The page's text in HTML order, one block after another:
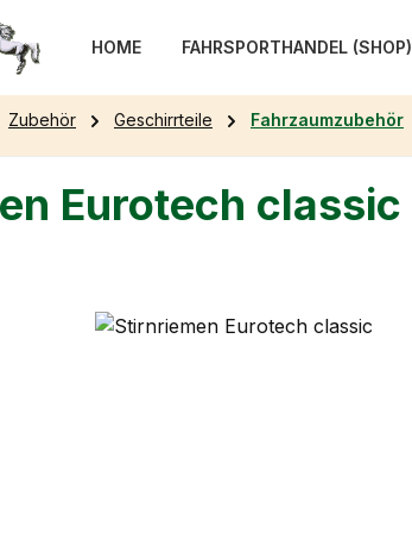
HOME FAHRSPORTHANDEL (SHOP)
Zubehör Geschirrteile Fahrzaumzubehör
Eurotech classic